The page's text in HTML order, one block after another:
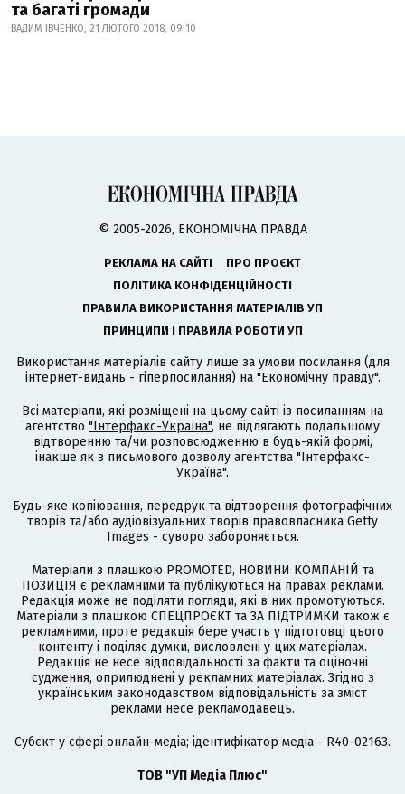
та багаті громади
ВАДИМ ІВЧЕНКО, 21 ЛЮТОГО 2018, 09:10
© 2005-2026, ЕКОНОМІЧНА ПРАВДА
РЕКЛАМА НА САЙТІ
ПРО ПРОЄКТ
ПОЛІТИКА КОНФІДЕНЦІЙНОСТІ
ПРАВИЛА ВИКОРИСТАННЯ МАТЕРІАЛІВ УП
ПРИНЦИПИ І ПРАВИЛА РОБОТИ УП
Використання матеріалів сайту лише за умови посилання (для
інтернет-видань - гіперпосилання) на "Економічну правду".
Всі матеріали, які розміщені на цьому сайті із посиланням на
агентство "Інтерфакс-Україна", не підлягають подальшому
відтворенню та/чи розповсюдженню в будь-якій формі,
інакше як з письмового дозволу агентства "Інтерфакс-
Україна".
Будь-яке копіювання, передрук та відтворення фотографічних
творів та/або аудіовізуальних творів правовласника Getty
Images - суворо забороняється.
Матеріали з плашкою PROMOTED, НОВИНИ КОМПАНІЙ та
ПОЗИЦІЯ є рекламними та публікуються на правах реклами.
Редакція може не поділяти погляди, які в них промотуються.
Матеріали з плашкою СПЕЦПРОЄКТ та ЗА ПІДТРИМКИ також є
рекламними, проте редакція бере участь у підготовці цього
контенту і поділяє думки, висловлені у цих матеріалах.
Редакція не несе відповідальності за факти та оціночні
судження, оприлюднені у рекламних матеріалах. Згідно з
українським законодавством відповідальність за зміст
реклами несе рекламодавець.
Cубєкт у сфері онлайн-медіа; ідентифікатор медіа - R40-02163.
ТОВ "УП Медіа Плюс"